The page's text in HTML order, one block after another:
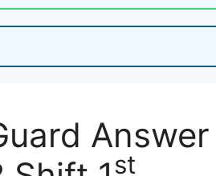
Answer
st